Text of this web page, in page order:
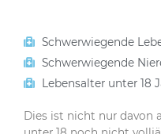
Schwerwiegende
Schwerwiegende
Lebensalter unter 18
Dies ist nicht nur davon